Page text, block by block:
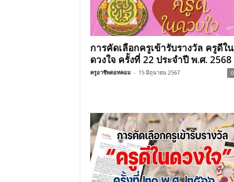
การคัดเลือกครูเข้ารับรางวัล ครูดีใน
ดวงใจ ครั้งที่ 22 ประจำปี พ.ศ. 2568
ครูอาชีพดอทคอม - 15 มิถุนายน 2567 0